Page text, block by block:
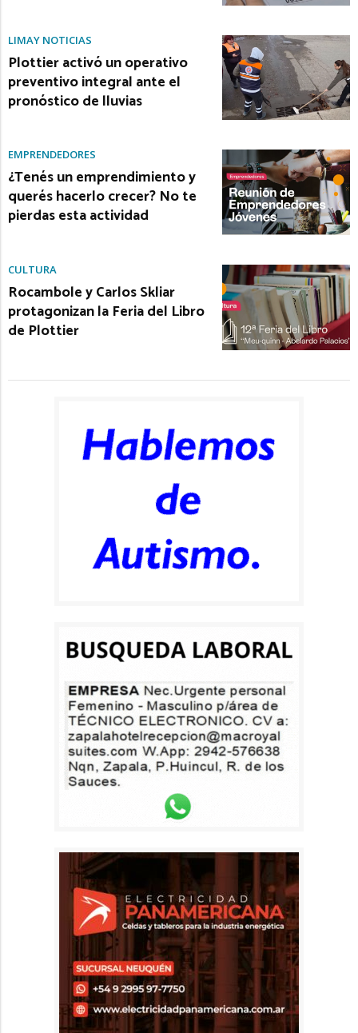
LIMAY NOTICIAS
Plottier activó un operativo
preventivo integral ante el
pronóstico de lluvias
EMPRENDEDORES
¿Tenés un emprendimiento y
querés hacerlo crecer? No te
pierdas esta actividad
CULTURA
Rocambole y Carlos Skliar
protagonizan la Feria del Libro
de Plottier